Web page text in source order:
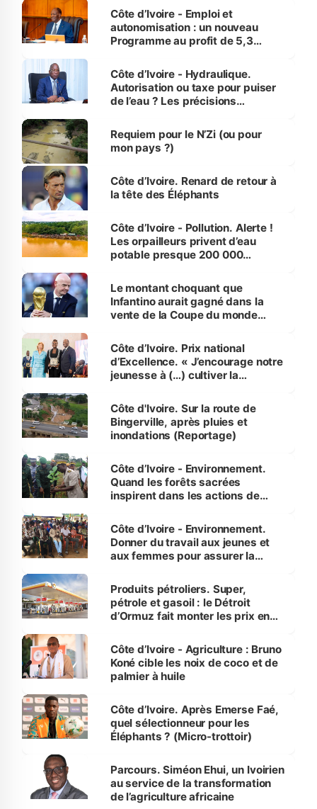
et Yamoussoukro
Côte d’Ivoire - Emploi et
autonomisation : un nouveau
Programme au profit de 5,3
Côte d’Ivoire - Hydraulique.
Autorisation ou taxe pour puiser
de l’eau ? Les précisions
Requiem pour le N’Zi (ou pour
mon pays ?)
Côte d’Ivoire. Renard de retour à
la tête des Éléphants
Côte d’Ivoire - Pollution. Alerte !
Les orpailleurs privent d’eau
potable presque 200 000
Le montant choquant que
Infantino aurait gagné dans la
vente de la Coupe du monde
Côte d’Ivoire. Prix national
d’Excellence. « J’encourage notre
jeunesse à (…) cultiver la
(Alassane Ouattara
Côte d'Ivoire. Sur la route de
Bingerville, après pluies et
inondations (Reportage)
Côte d’Ivoire - Environnement.
Quand les forêts sacrées
inspirent dans les actions de
Côte d’Ivoire - Environnement.
Donner du travail aux jeunes et
aux femmes pour assurer la
menacées
Produits pétroliers. Super,
pétrole et gasoil : le Détroit
d’Ormuz fait monter les prix en
Côte d’Ivoire - Agriculture : Bruno
Koné cible les noix de coco et de
palmier à huile
Côte d’Ivoire. Après Emerse Faé,
quel sélectionneur pour les
Éléphants ? (Micro-trottoir)
Parcours. Siméon Ehui, un Ivoirien
au service de la transformation
de l’agriculture africaine